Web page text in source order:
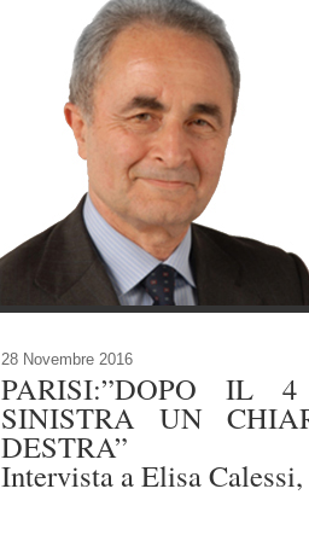
28 Novembre 2016
PARISI:”DOPO IL
SINISTRA UN
DESTRA”
Intervista a Elisa